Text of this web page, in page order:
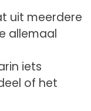
uit meerdere
allemaal
iets
of het